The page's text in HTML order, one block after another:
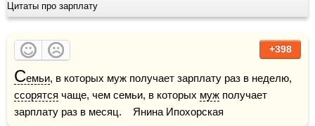
Цитаты про зарплату
+398
Семьи
ссорятся чаще, чем семьи, в которых муж получает
зарплату раз в месяц.    Янина Ипохорская